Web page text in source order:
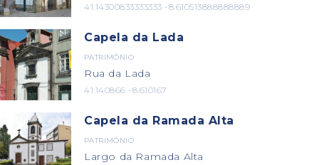
41.14300833333333 -8.610513888888889
Capela da Lada
PATRIMÓNIO
Rua da Lada
41.140866 -8.610167
Capela da Ramada Alta
PATRIMÓNIO
Largo da Ramada Alta